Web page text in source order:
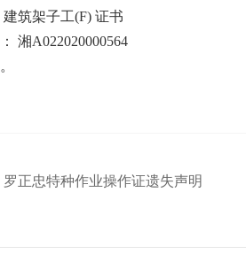
筑架子工(F) 证书
湘A022020000564
罗正忠特种作业操作证遗失声明